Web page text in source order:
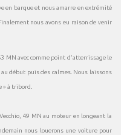
en barque et nous amarre en extrémité
nous avons eu raison de venir
MN avec comme point d’atterrissage le
début puis des calmes. Nous laissons
» à tribord.
49 MN au moteur en longeant la
nous louerons une voiture pour